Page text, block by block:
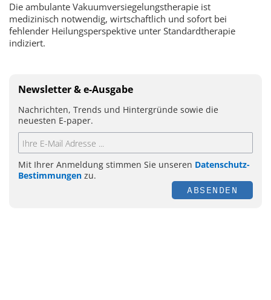
Die ambulante Vakuumversiegelungstherapie ist
medizinisch notwendig, wirtschaftlich und sofort bei
fehlender Heilungsperspektive unter Standardtherapie
indiziert.
Newsletter & e-Ausgabe
Nachrichten, Trends und Hintergründe sowie die
neuesten E-paper.
Mit Ihrer Anmeldung stimmen Sie unseren Datenschutz-
Bestimmungen zu.
ABSENDEN